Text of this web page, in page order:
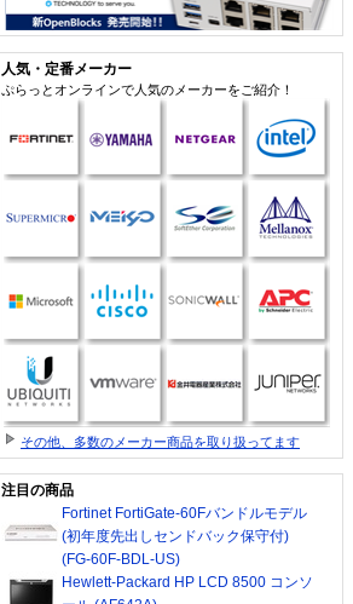
人気・定番メーカー
ぷらっとオンラインで人気のメーカーをご紹介！
その他、多数のメーカー商品を取り扱ってます
注目の商品
Fortinet FortiGate-60Fバンドルモデル
(初年度先出しセンドバック保守付)
(FG-60F-BDL-US)
Hewlett-Packard HP LCD 8500 コンソ